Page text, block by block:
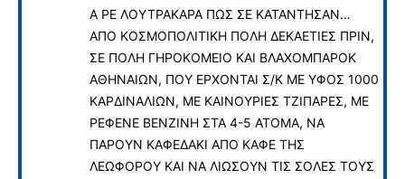
Α ΡΕ ΛΟΥΤΡΑΚΑΡΑ ΠΩΣ ΣΕ ΚΑΤΑΝΤΗΣΑΝ…
ΑΠΟ ΚΟΣΜΟΠΟΛΙΤΙΚΗ ΠΟΛΗ ΔΕΚΑΕΤΙΕΣ ΠΡΙΝ,
ΣΕ ΠΟΛΗ ΓΗΡΟΚΟΜΕΙΟ ΚΑΙ ΒΛΑΧΟΜΠΑΡΟΚ
ΑΘΗΝΑΙΩΝ, ΠΟΥ ΕΡΧΟΝΤΑΙ Σ/Κ ΜΕ ΥΦΟΣ 1000
ΚΑΡΔΙΝΑΛΙΩΝ, ΜΕ ΚΑΙΝΟΥΡΙΕΣ ΤΖΙΠΑΡΕΣ, ΜΕ
ΡΕΦΕΝΕ ΒΕΝΖΙΝΗ ΣΤΑ 4-5 ΑΤΟΜΑ, ΝΑ
ΠΑΡΟΥΝ ΚΑΦΕΔΑΚΙ ΑΠΟ ΚΑΦΕ ΤΗΣ
ΛΕΩΦΟΡΟΥ ΚΑΙ ΝΑ ΛΙΩΣΟΥΝ ΤΙΣ ΣΟΛΕΣ ΤΟΥΣ